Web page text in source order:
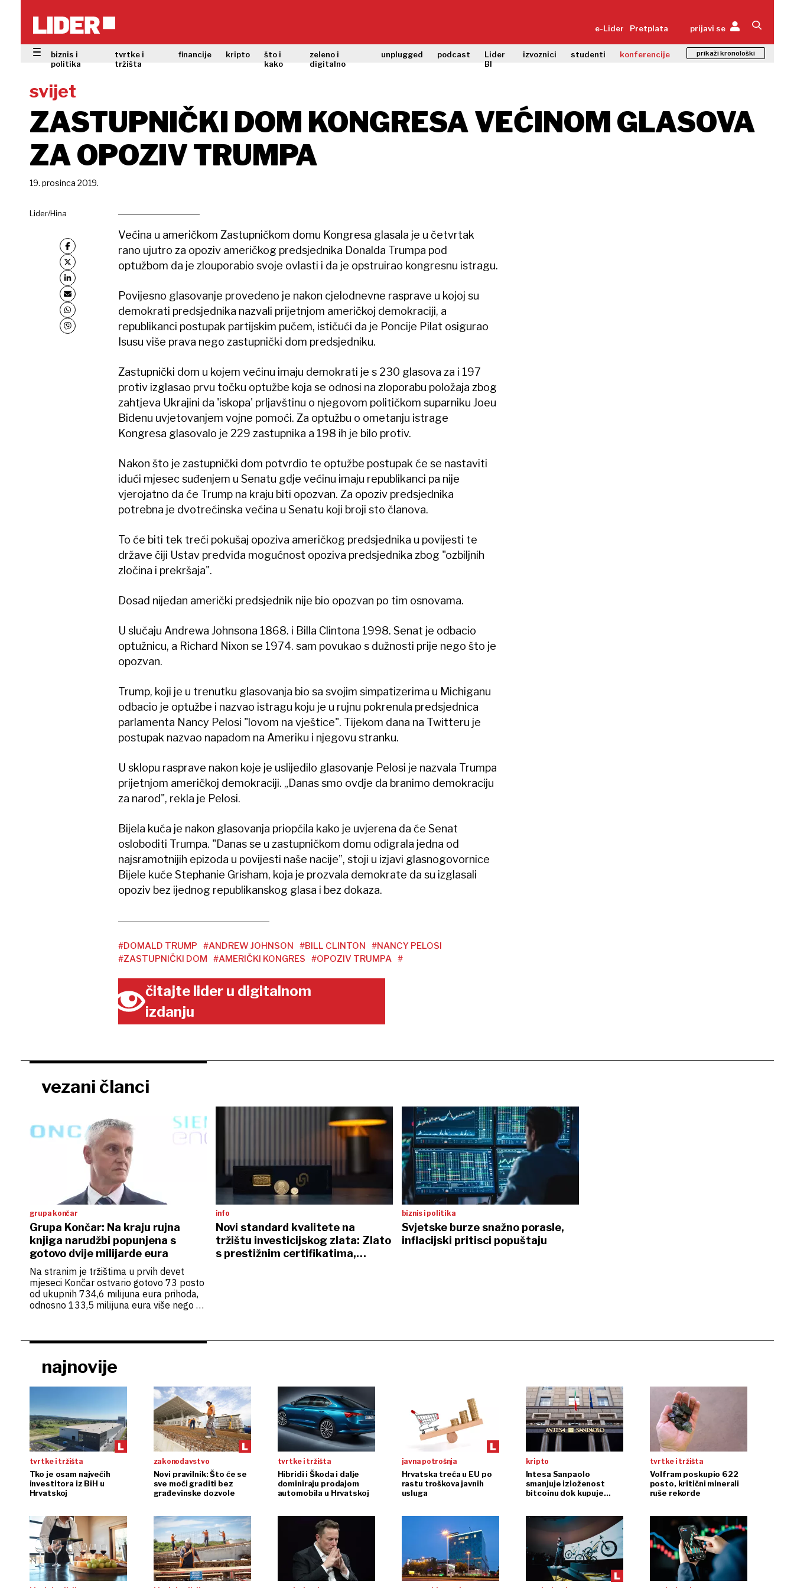
e-Lider Pretplata prijavi se
biznis i
politika
tvrtke i
tržišta
financije kripto
što i
kako
zeleno i
digitalno
unplugged podcast
Lider
BI
izvoznici studenti konferencije prikaži kronološki
svijet
ZASTUPNIČKI DOM KONGRESA VEĆINOM GLASOVA
ZA OPOZIV TRUMPA
19. prosinca 2019.
Lider/Hina
Većina u američkom Zastupničkom domu Kongresa glasala je u četvrtak
rano ujutro za opoziv američkog predsjednika Donalda Trumpa pod
optužbom da je zlouporabio svoje ovlasti i da je opstruirao kongresnu istragu.
Povijesno glasovanje provedeno je nakon cjelodnevne rasprave u kojoj su
demokrati predsjednika nazvali prijetnjom američkoj demokraciji, a
republikanci postupak partijskim pučem, ističući da je Poncije Pilat osigurao
Isusu više prava nego zastupnički dom predsjedniku.
Zastupnički dom u kojem većinu imaju demokrati je s 230 glasova za i 197
protiv izglasao prvu točku optužbe koja se odnosi na zloporabu položaja zbog
zahtjeva Ukrajini da 'iskopa' prljavštinu o njegovom političkom suparniku Joeu
Bidenu uvjetovanjem vojne pomoći. Za optužbu o ometanju istrage
Kongresa glasovalo je 229 zastupnika a 198 ih je bilo protiv.
Nakon što je zastupnički dom potvrdio te optužbe postupak će se nastaviti
idući mjesec suđenjem u Senatu gdje većinu imaju republikanci pa nije
vjerojatno da će Trump na kraju biti opozvan. Za opoziv predsjednika
potrebna je dvotrećinska većina u Senatu koji broji sto članova.
To će biti tek treći pokušaj opoziva američkog predsjednika u povijesti te
države čiji Ustav predviđa mogućnost opoziva predsjednika zbog "ozbiljnih
zločina i prekršaja".
Dosad nijedan američki predsjednik nije bio opozvan po tim osnovama.
U slučaju Andrewa Johnsona 1868. i Billa Clintona 1998. Senat je odbacio
optužnicu, a Richard Nixon se 1974. sam povukao s dužnosti prije nego što je
opozvan.
Trump, koji je u trenutku glasovanja bio sa svojim simpatizerima u Michiganu
odbacio je optužbe i nazvao istragu koju je u rujnu pokrenula predsjednica
parlamenta Nancy Pelosi "lovom na vještice". Tijekom dana na Twitteru je
postupak nazvao napadom na Ameriku i njegovu stranku.
U sklopu rasprave nakon koje je uslijedilo glasovanje Pelosi je nazvala Trumpa
prijetnjom američkoj demokraciji. „Danas smo ovdje da branimo demokraciju
za narod", rekla je Pelosi.
Bijela kuća je nakon glasovanja priopćila kako je uvjerena da će Senat
osloboditi Trumpa. "Danas se u zastupničkom domu odigrala jedna od
najsramotnijih epizoda u povijesti naše nacije”, stoji u izjavi glasnogovornice
Bijele kuće Stephanie Grisham, koja je prozvala demokrate da su izglasali
opoziv bez ijednog republikanskog glasa i bez dokaza.
#DOMALD TRUMP #ANDREW JOHNSON #BILL CLINTON
#NANCY PELOSI
#ZASTUPNIČKI DOM
#AMERIČKI KONGRES #OPOZIV TRUMPA #
čitajte lider u digitalnom
izdanju
vezani članci
grupa končar
Grupa Končar: Na kraju rujna
knjiga narudžbi popunjena s
gotovo dvije milijarde eura
Na stranim je tržištima u prvih devet
mjeseci Končar ostvario gotovo 73 posto
od ukupnih 734,6 milijuna eura prihoda,
odnosno 133,5 milijuna eura više nego u
info
Novi standard kvalitete na
tržištu investicijskog zlata: Zlato
s prestižnim certifikatima,
biznis i politika
Svjetske burze snažno porasle,
inflacijski pritisci popuštaju
najnovije
tvrtke i tržišta
Tko je osam najvećih
investitora iz BiH u
Hrvatskoj
zakonodavstvo
Novi pravilnik: Što će se
sve moći graditi bez
građevinske dozvole
tvrtke i tržišta
Hibridi i Škoda i dalje
dominiraju prodajom
automobila u Hrvatskoj
javna potrošnja
Hrvatska treća u EU po
rastu troškova javnih
usluga
kripto
Intesa Sanpaolo
smanjuje izloženost
bitcoinu dok kupuje
tvrtke i tržišta
Volfram poskupio 622
posto, kritični minerali
ruše rekorde